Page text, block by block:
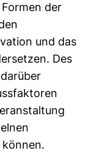
der
und das
Des